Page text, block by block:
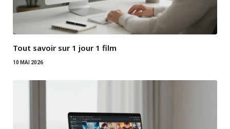
Tout savoir sur 1 jour 1 film
10 MAI 2026